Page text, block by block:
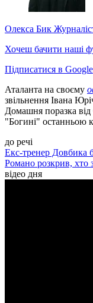
Олекса Бик
Хочеш бачити наші
Підписатися в Google
Аталанта на своєму
звільнення Івана
Домашня поразка від
"Богині" останньою
до речі
Екс-тренер Довбика
Романо розкрив, хто
відео дня